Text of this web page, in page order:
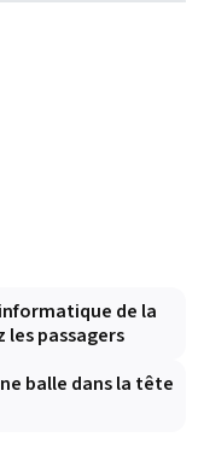
de la
passagers
balle dans la tête